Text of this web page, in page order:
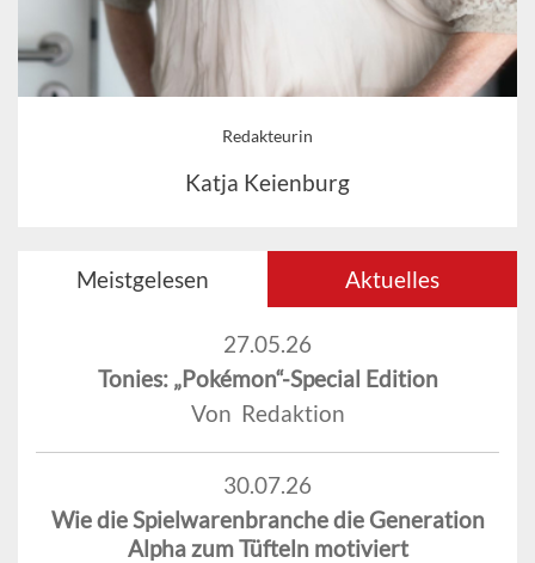
Redakteurin
Katja Keienburg
Meistgelesen Aktuelles
27.05.26
Tonies: „Pokémon“-Special Edition
Von Redaktion
30.07.26
Wie die Spielwarenbranche die Generation
Alpha zum Tüfteln motiviert